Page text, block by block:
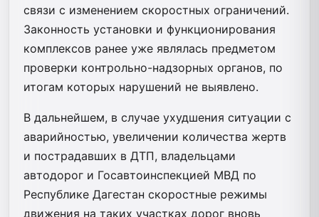
связи с изменением скоростных ограничений.
Законность установки и функционирования
комплексов ранее уже являлась предметом
проверки контрольно-надзорных органов, по
итогам которых нарушений не выявлено.
В дальнейшем, в случае ухудшения ситуации с
аварийностью, увеличении количества жертв
и пострадавших в ДТП, владельцами
автодорог и Госавтоинспекцией МВД по
Республике Дагестан скоростные режимы
движения на таких участках дорог вновь